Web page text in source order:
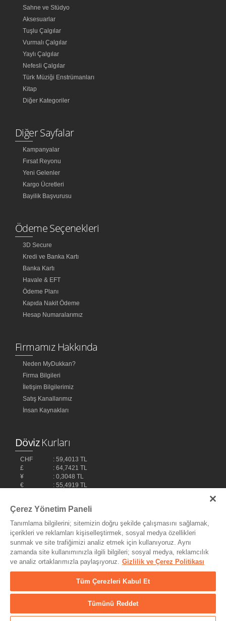
Sahne ve Stüdyo
Aksesuarlar
Tuşlu Çalgılar
Vurmalı Çalgılar
Yaylı Çalgılar
Nefesli Çalgılar
Türk Müziği Enstrümanları
Kitap
Diğer Kategoriler
Diğer Sayfalar
Kampanyalar
Fırsat Reyonu
Yeni Gelenler
Kargo Ücretleri
Bayilik Başvurusu
Ödeme Seçenekleri
3D Secure
Kredi ve Banka Kartı
Banka Kartı
Havale & EFT
Ödeme Planı
Kapıda Nakit Ödeme
Hesap Numaralarımız
Firmamız Hakkında
Neden MyDukkan?
Firma Bilgileri
İletişim Bilgilerimiz
Satış Kanallarımız
İnsan Kaynakları
DövizKurları
CHF
: 59,4013 TL
£
: 64,7421 TL
¥
: 0,3048 TL
€
: 55,4919 TL
Bilişim Teknolojileri,
© Copyright 2004 - 2026 MyDukkan Müzik Market Tic. ve San Ltd.
Şti. - Her Hakkı Saklıdır.
Çerez Yönetim Paneli
Tanımlama bilgilerini; sitemizin doğru şekilde çalışmasını sağlamak,
içerikleri ve reklamları kişiselleştirmek, sosyal medya özellikleri
sunmak ve site trafiğimizi analiz etmek için kullanıyoruz. Aynı
zamanda site kullanımınızla ilgili bilgileri; sosyal medya, reklamcılık
ve analiz ortaklarımızla paylaşıyoruz. Gizlilik ve Çerez Politikası
Tüm Çerezleri Kabul Et
Tümünü Reddet